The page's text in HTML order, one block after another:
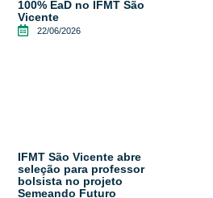
100% EaD no IFMT São
Vicente
22/06/2026
IFMT São Vicente abre
seleção para professor
bolsista no projeto
Semeando Futuro